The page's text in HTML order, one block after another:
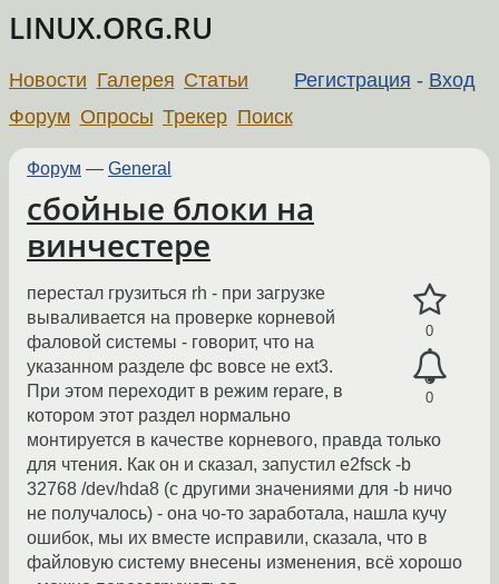
LINUX.ORG.RU
Регистрация - Вход
Новости Галерея Статьи
Форум Опросы Трекер Поиск
Форум — General
сбойные блоки на
винчестере
0
0
перестал грузиться rh - при загрузке
вываливается на проверке корневой
фаловой системы - говорит, что на
указанном разделе фс вовсе не ext3.
При этом переходит в режим repare, в
котором этот раздел нормально
монтируется в качестве корневого, правда только
для чтения. Как он и сказал, запустил e2fsck -b
32768 /dev/hda8 (с другими значениями для -b ничо
не получалось) - она чо-то заработала, нашла кучу
ошибок, мы их вместе исправили, сказала, что в
файловую систему внесены изменения, всё хорошо